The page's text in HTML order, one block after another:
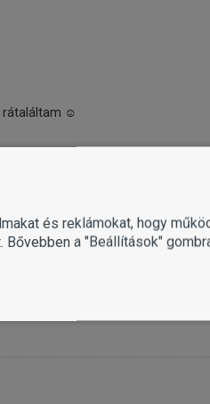
rátaláltam ☺️
és reklámokat, hogy
a "Beállítások"